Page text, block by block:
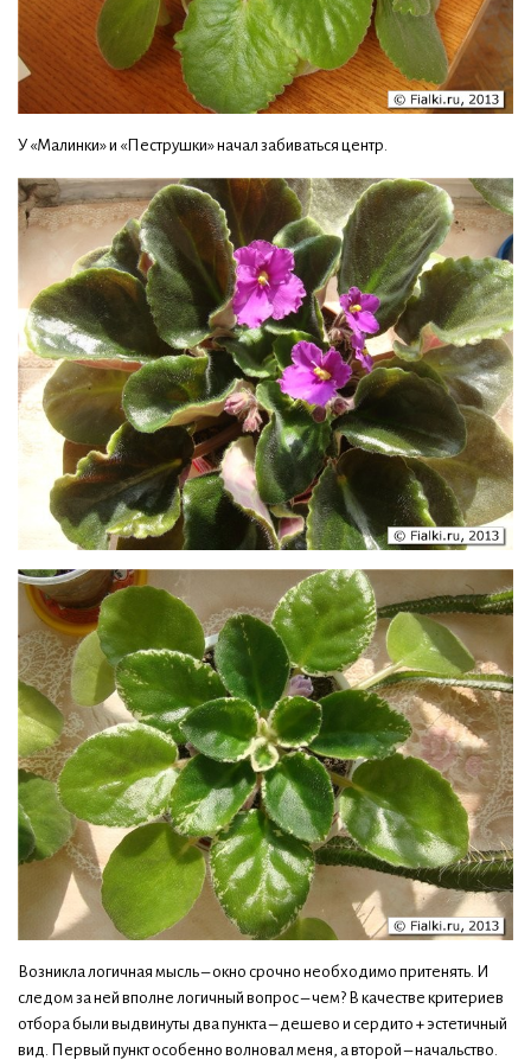
У «Малинки» и «Пеструшки» начал забиваться центр.
Возникла логичная мысль – окно срочно необходимо притенять. И
следом за ней вполне логичный вопрос – чем? В качестве критериев
отбора были выдвинуты два пункта – дешево и сердито + эстетичный
вид. Первый пункт особенно волновал меня, а второй – начальство.